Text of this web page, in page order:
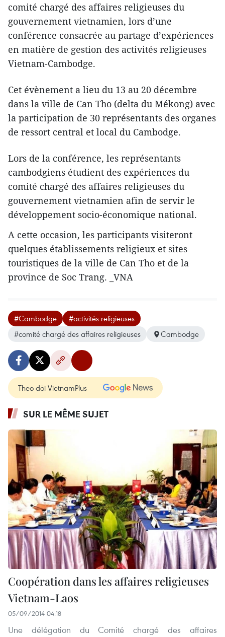
comité chargé des affaires religieuses du
gouvernement vietnamien, lors d’une
conférence consacrée au partage d’expériences
en matière de gestion des activités religieuses
Vietnam-Cambodge.
Cet évènement a lieu du 13 au 20 décembre
dans la ville de Can Tho (delta du Mékong) avec
la participation de 30 représentants des organes
de ressort central et local du Cambodge.
Lors de la conférence, les représentants
cambodgiens étudient des expériences du
comité chargé des affaires religieuses du
gouvernement vietnamien afin de servir le
développement socio-économique national.
A cette occasion, les participants visiteront
quelques établissements religieux et sites
touristiques de la ville de Can Tho et de la
province de Soc Trang. _VNA
#Cambodge
#activités religieuses
#comité chargé des affaires religieuses
Cambodge
Theo dõi VietnamPlus
SUR LE MÊME SUJET
Coopération dans les affaires religieuses
Vietnam-Laos
05/09/2014 04:18
Une délégation du Comité chargé des affaires